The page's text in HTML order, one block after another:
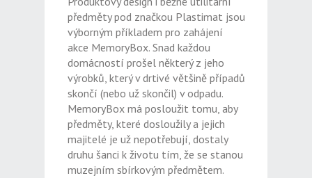
předměty pod značkou Plastimat jsou
výborným příkladem pro zahájení
akce MemoryBox. Snad každou
domácností prošel některý z jeho
výrobků, který v drtivé většině případů
skončí (nebo už skončil) v odpadu.
MemoryBox má posloužit tomu, aby
předměty, které dosloužily a jejich
majitelé je už nepotřebují, dostaly
druhu šanci k životu tím, že se stanou
muzejním sbírkovým předmětem.